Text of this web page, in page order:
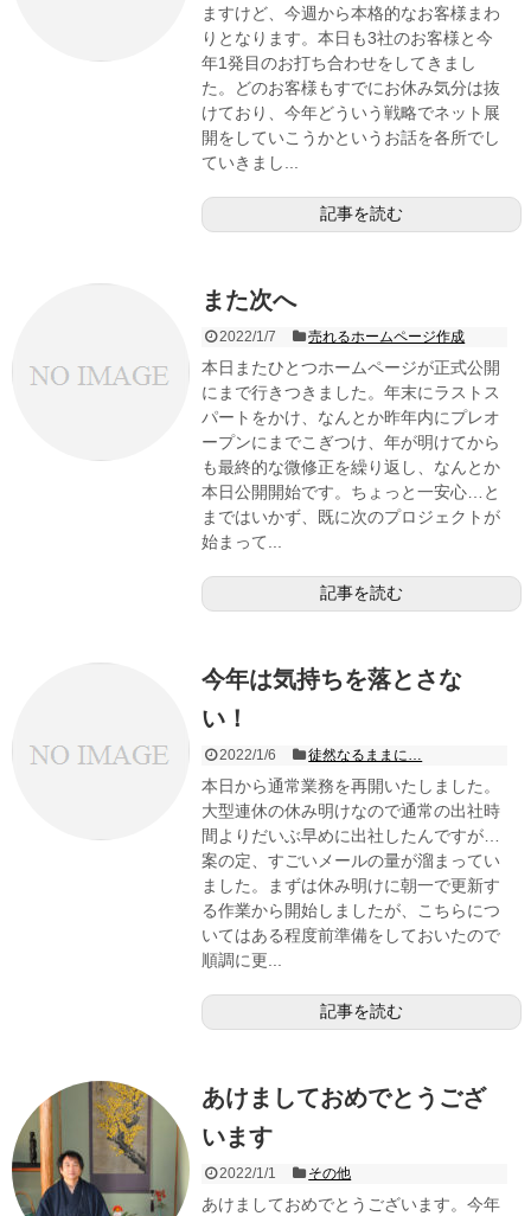
ますけど、今週から本格的なお客様まわ
りとなります。本日も3社のお客様と今
年1発目のお打ち合わせをしてきまし
た。どのお客様もすでにお休み気分は抜
けており、今年どういう戦略でネット展
開をしていこうかというお話を各所でし
ていきまし...
記事を読む
また次へ
2022/1/7 売れるホームページ作成
本日またひとつホームページが正式公開
にまで行きつきました。年末にラストス
パートをかけ、なんとか昨年内にプレオ
ープンにまでこぎつけ、年が明けてから
も最終的な微修正を繰り返し、なんとか
本日公開開始です。ちょっと一安心…と
まではいかず、既に次のプロジェクトが
始まって...
記事を読む
今年は気持ちを落とさな
い！
2022/1/6 徒然なるままに…
本日から通常業務を再開いたしました。
大型連休の休み明けなので通常の出社時
間よりだいぶ早めに出社したんですが…
案の定、すごいメールの量が溜まってい
ました。まずは休み明けに朝一で更新す
る作業から開始しましたが、こちらにつ
いてはある程度前準備をしておいたので
順調に更...
記事を読む
あけましておめでとうござ
います
2022/1/1 その他
あけましておめでとうございます。今年